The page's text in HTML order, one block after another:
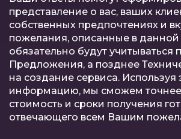
представление о вас, ваших
собственных предпочтениях и
пожелания, описанные в данной
обязательно будут учитываться
Предложения, а позднее
на создание сервиса. Используя
информацию, мы сможем точнее
стоимость и сроки получения
отвечающего всем Вашим
Заполните